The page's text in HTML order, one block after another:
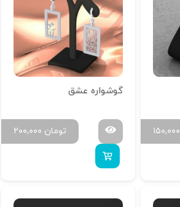
۱۵۰,۰۰۰
گوشواره عشق
۲۰۰,۰۰۰ تومان